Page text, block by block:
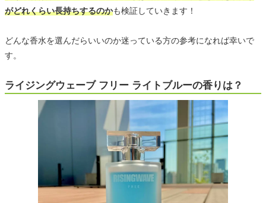
がどれくらい長持ちするのかも検証していきます！
どんな香水を選んだらいいのか迷っている方の参考になれば幸いで
す。
ライジングウェーブ フリー ライトブルーの香りは？